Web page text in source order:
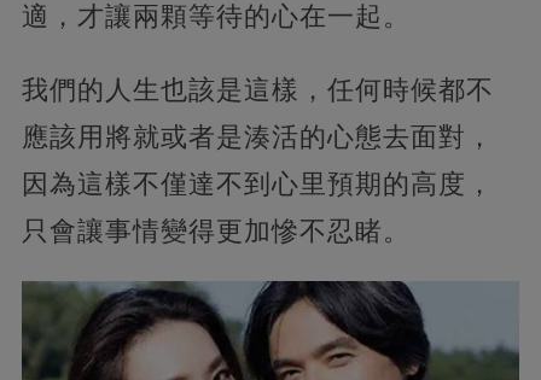
適，才讓兩顆等待的心在一起。
我們的人生也該是這樣，任何時候都不
應該用將就或者是湊活的心態去面對，
因為這樣不僅達不到心里預期的高度，
只會讓事情變得更加慘不忍睹。